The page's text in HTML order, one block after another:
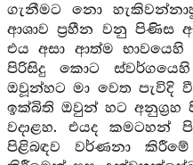
ගැනීමට නො
ආශාව ප්‍රහීන වනු පිණිස
එය අසා ආත්ම
පිරිසිදු කොට
ඔවූන්හට මා වෙත පැවිදි
ඉක්බිති ඔවුන් හට අනුග්‍රහ
වදාළහ. එයද කමටහන්
පිළිබඳව වර්ණනා